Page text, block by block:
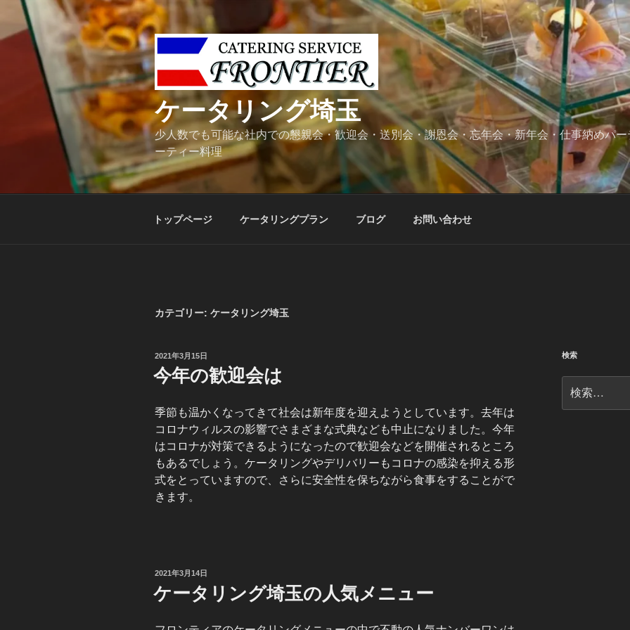
テ
ケータリング埼玉
少人数でも可能な社内での懇親会・歓迎会・送別会・謝恩会・忘年会・新年会・仕事納めパ
ーティー料理
トップページ ケータリングプラン ブログ お問い合わせ
カテゴリー: ケータリング埼玉
投
稿
日:
2021年3月15日
今年の歓迎会は
季節も温かくなってきて社会は新年度を迎えようとしています。去年は
コロナウィルスの影響でさまざまな式典なども中止になりました。今年
はコロナが対策できるようになったので歓迎会などを開催されるところ
もあるでしょう。ケータリングやデリバリーもコロナの感染を抑える形
式をとっていますので、さらに安全性を保ちながら食事をすることがで
きます。
投
日:
2021年3月14日
ケータリング埼玉の人気メニュー
検索
索: